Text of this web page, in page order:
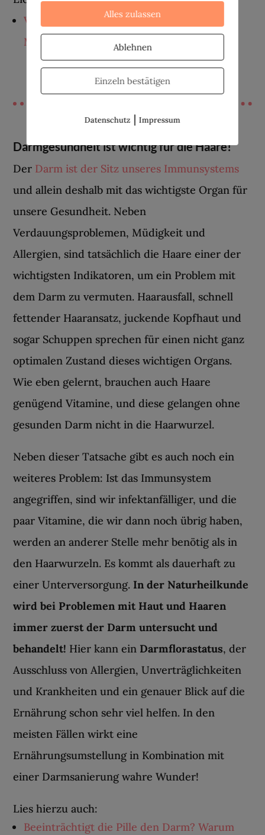
Vitalstoff-Killer Pille: Hallo Vitamin- und
Mineralstoffmangel
Darmgesundheit ist wichtig für die Haare!
Der Darm ist der Sitz unseres Immunsystems
und allein deshalb mit das wichtigste Organ für
unsere Gesundheit. Neben
Verdauungsproblemen, Müdigkeit und
Allergien, sind tatsächlich die Haare einer der
wichtigsten Indikatoren, um ein Problem mit
dem Darm zu vermuten. Haarausfall, schnell
fettender Haaransatz, juckende Kopfhaut und
sogar Schuppen sprechen für einen nicht ganz
optimalen Zustand dieses wichtigen Organs.
Wie eben gelernt, brauchen auch Haare
genügend Vitamine, und diese gelangen ohne
gesunden Darm nicht in die Haarwurzel.
Neben dieser Tatsache gibt es auch noch ein
weiteres Problem: Ist das Immunsystem
angegriffen, sind wir infektanfälliger, und die
paar Vitamine, die wir dann noch übrig haben,
werden an anderer Stelle mehr benötig als in
den Haarwurzeln. Es kommt als dauerhaft zu
einer Unterversorgung. In der Naturheilkunde
wird bei Problemen mit Haut und Haaren
immer zuerst der Darm untersucht und
behandelt! Hier kann ein Darmflorastatus, der
Ausschluss von Allergien, Unverträglichkeiten
und Krankheiten und ein genauer Blick auf die
Ernährung schon sehr viel helfen. In den
meisten Fällen wirkt eine
Ernährungsumstellung in Kombination mit
einer Darmsanierung wahre Wunder!
Lies hierzu auch:
Beeinträchtigt die Pille den Darm? Warum
Alles zulassen
Ablehnen
Einzeln bestätigen
Datenschutz | Impressum